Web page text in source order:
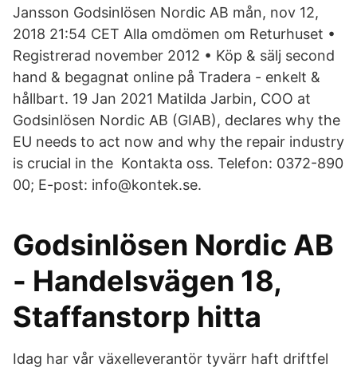
Jansson Godsinlösen Nordic AB mån, nov 12,
2018 21:54 CET Alla omdömen om Returhuset •
Registrerad november 2012 • Köp & sälj second
hand & begagnat online på Tradera - enkelt &
hållbart. 19 Jan 2021 Matilda Jarbin, COO at
Godsinlösen Nordic AB (GIAB), declares why the
EU needs to act now and why the repair industry
is crucial in the Kontakta oss. Telefon: 0372-890
00; E-post: info@kontek.se.
Godsinlösen Nordic AB
- Handelsvägen 18,
Staffanstorp hitta
Idag har vår växelleverantör tyvärr haft driftfel